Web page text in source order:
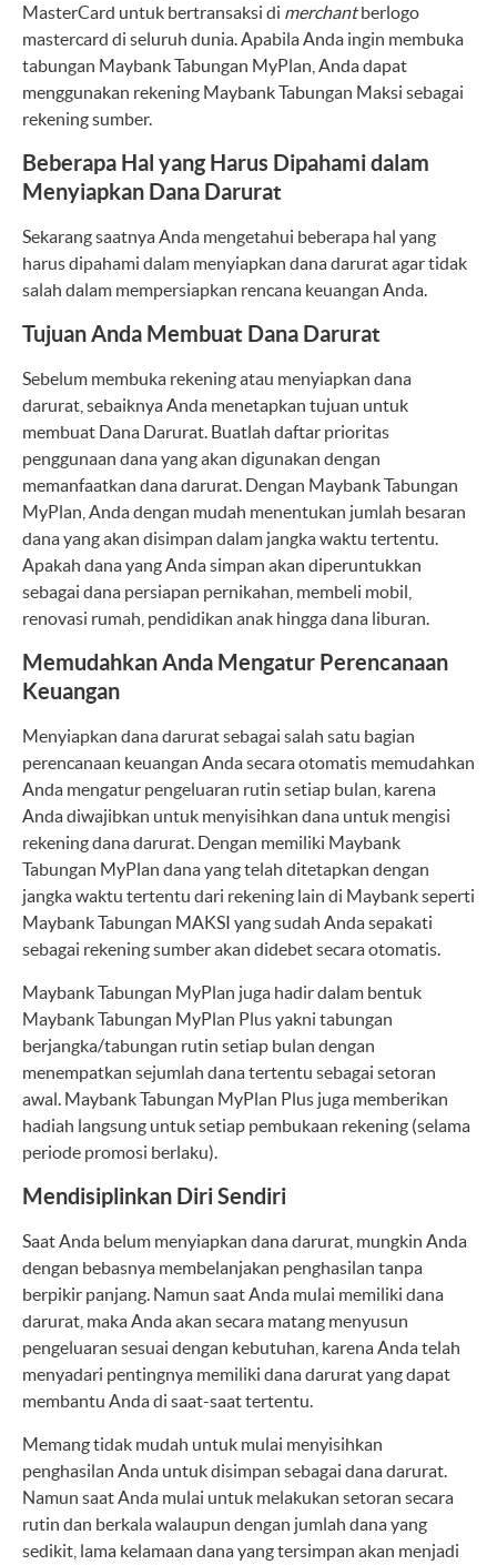
MasterCard untuk bertransaksi di merchantberlogo
mastercard di seluruh dunia. Apabila Anda ingin membuka
tabungan Maybank Tabungan MyPlan, Anda dapat
menggunakan rekening Maybank Tabungan Maksi sebagai
rekening sumber.
Beberapa Hal yang Harus Dipahami dalam
Menyiapkan Dana Darurat
Sekarang saatnya Anda mengetahui beberapa hal yang
harus dipahami dalam menyiapkan dana darurat agar tidak
salah dalam mempersiapkan rencana keuangan Anda.
Tujuan Anda Membuat Dana Darurat
Sebelum membuka rekening atau menyiapkan dana
darurat, sebaiknya Anda menetapkan tujuan untuk
membuat Dana Darurat. Buatlah daftar prioritas
penggunaan dana yang akan digunakan dengan
memanfaatkan dana darurat. Dengan Maybank Tabungan
MyPlan, Anda dengan mudah menentukan jumlah besaran
dana yang akan disimpan dalam jangka waktu tertentu.
Apakah dana yang Anda simpan akan diperuntukkan
sebagai dana persiapan pernikahan, membeli mobil,
renovasi rumah, pendidikan anak hingga dana liburan.
Memudahkan Anda Mengatur Perencanaan
Keuangan
Menyiapkan dana darurat sebagai salah satu bagian
perencanaan keuangan Anda secara otomatis memudahkan
Anda mengatur pengeluaran rutin setiap bulan, karena
Anda diwajibkan untuk menyisihkan dana untuk mengisi
rekening dana darurat. Dengan memiliki Maybank
Tabungan MyPlan dana yang telah ditetapkan dengan
jangka waktu tertentu dari rekening lain di Maybank seperti
Maybank Tabungan MAKSI yang sudah Anda sepakati
sebagai rekening sumber akan didebet secara otomatis.
Maybank Tabungan MyPlan juga hadir dalam bentuk
Maybank Tabungan MyPlan Plus yakni tabungan
berjangka/tabungan rutin setiap bulan dengan
menempatkan sejumlah dana tertentu sebagai setoran
awal. Maybank Tabungan MyPlan Plus juga memberikan
hadiah langsung untuk setiap pembukaan rekening (selama
periode promosi berlaku).
Mendisiplinkan Diri Sendiri
Saat Anda belum menyiapkan dana darurat, mungkin Anda
dengan bebasnya membelanjakan penghasilan tanpa
berpikir panjang. Namun saat Anda mulai memiliki dana
darurat, maka Anda akan secara matang menyusun
pengeluaran sesuai dengan kebutuhan, karena Anda telah
menyadari pentingnya memiliki dana darurat yang dapat
membantu Anda di saat-saat tertentu.
Memang tidak mudah untuk mulai menyisihkan
penghasilan Anda untuk disimpan sebagai dana darurat.
Namun saat Anda mulai untuk melakukan setoran secara
rutin dan berkala walaupun dengan jumlah dana yang
sedikit, lama kelamaan dana yang tersimpan akan menjadi